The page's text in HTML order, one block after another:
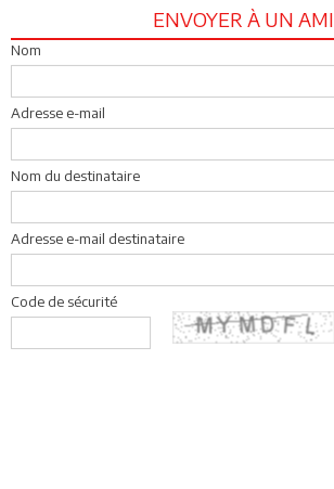
ENVOYER À UN AMI
Nom
Adresse e-mail
Nom du destinataire
Adresse e-mail destinataire
Code de sécurité